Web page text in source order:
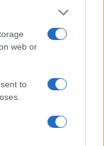
web or
to
utilizzato da
uno
sul rischio
condotti
of New
e dalla Federal